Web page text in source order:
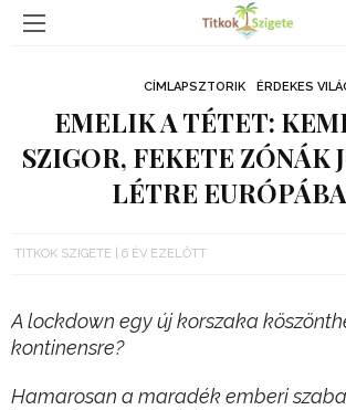
CÍMLAPSZTORIK ÉRDEKES
EMELIK A TÉTET:
SZIGOR, FEKETE ZÓNÁK
LÉTRE
TITKOK SZIGETE 6 ÉV EZELŐTT
A lockdown egy új korszaka
kontinensre?
Hamarosan a maradék emberi